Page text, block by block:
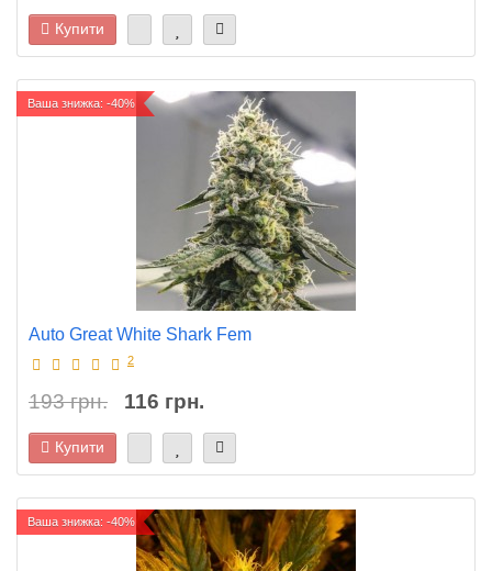
Купити
Ваша знижка: -40%
Auto Great White Shark Fem
2
193 грн. 116 грн.
Купити
Ваша знижка: -40%